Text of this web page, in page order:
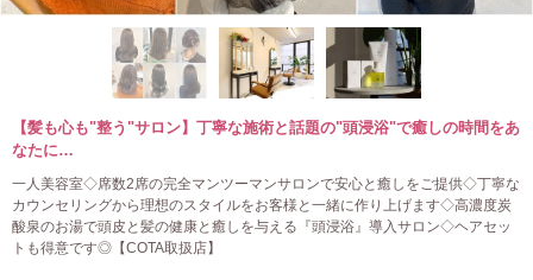
【髪も心も"整う"サロン】丁寧な施術と話題の"頭浸浴"で癒しの時間をあ
なたに…
一人美容室◇席数2席の完全マンツーマンサロンで安心と癒しをご提供◇丁寧な
カウンセリングから理想のスタイルをお客様と一緒に作り上げます◇高濃度炭
酸泉のお湯で頭皮と髪の健康と癒しを与える『頭浸浴』導入サロン◇ヘアセッ
トも得意です◎【COTA取扱店】